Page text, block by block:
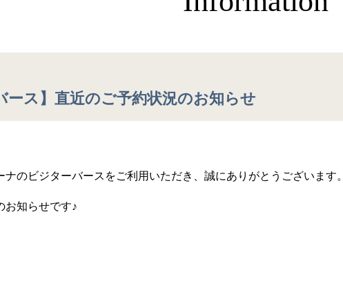
ース】直近のご予約状況のお知らせ
のビジターバースをご利用いただき、誠にありがとうございます。
お知らせです♪